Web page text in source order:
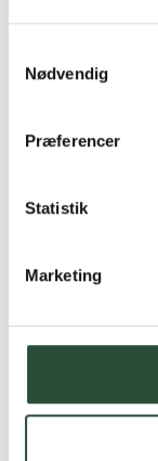
Nødvendig
Præferencer
Statistik
Marketing